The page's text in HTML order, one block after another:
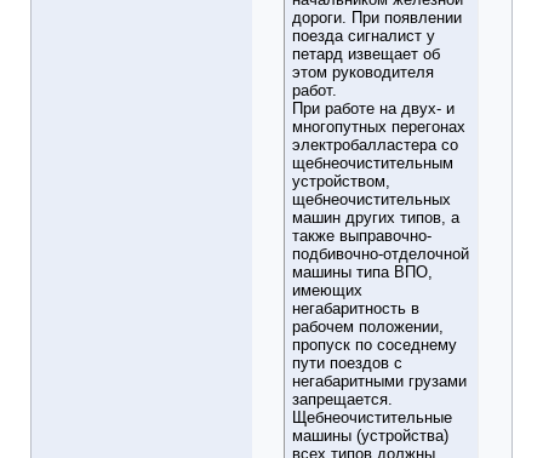
дороги. При появлении
поезда сигналист у
петард извещает об
этом руководителя
работ.
При работе на двух- и
многопутных перегонах
электробалластера со
щебнеочистительным
устройством,
щебнеочистительных
машин других типов, а
также выправочно-
подбивочно-отделочной
машины типа ВПО,
имеющих
негабаритность в
рабочем положении,
пропуск по соседнему
пути поездов с
негабаритными грузами
запрещается.
Щебнеочистительные
машины (устройства)
всех типов должны